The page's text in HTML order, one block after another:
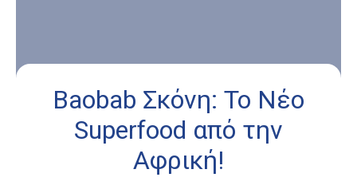
Baobab Σκόνη: Το Νέο
Superfood από την
Αφρική!